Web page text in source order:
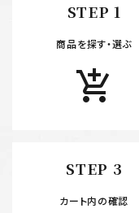
STEP 1
商品を探す・選ぶ
add_shopping_cart
STEP 3
カート内の確認